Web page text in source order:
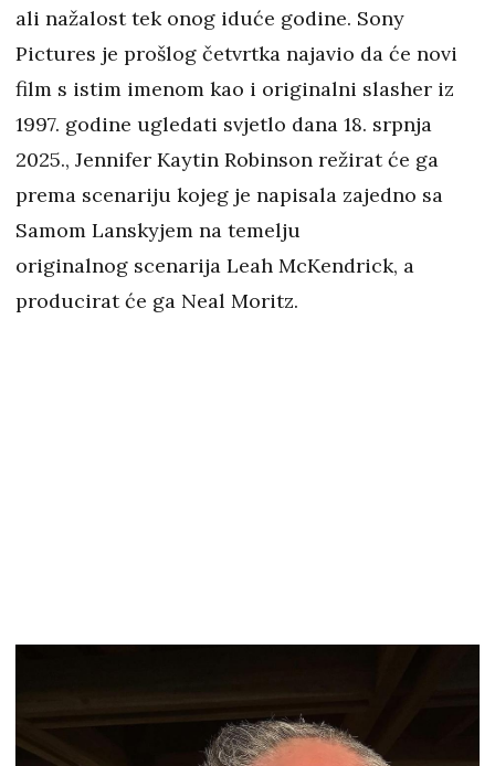
ali nažalost tek onog iduće godine. Sony
Pictures je prošlog četvrtka najavio da će novi
film s istim imenom kao i originalni slasher iz
1997. godine ugledati svjetlo dana 18. srpnja
2025., Jennifer Kaytin Robinson režirat će ga
prema scenariju kojeg je napisala zajedno sa
Samom Lanskyjem na temelju
originalnog scenarija Leah McKendrick, a
producirat će ga Neal Moritz.